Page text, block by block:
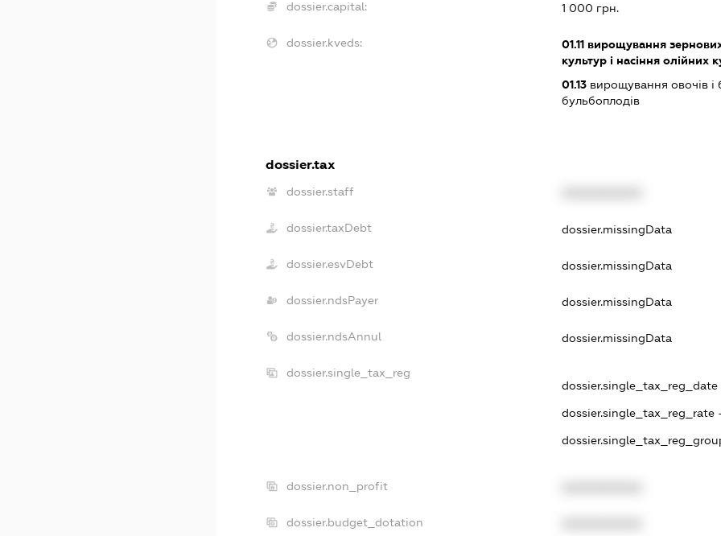
dossier.capital: 1 000 грн.
dossier.kveds: 01.11 вирощування
культур і насіння олійних
01.13 вирощування овочів і
бульбоплодів
dossier.tax
dossier.staff
dossier.taxDebt dossier.missingData
dossier.esvDebt dossier.missingData
dossier.ndsPayer dossier.missingData
dossier.ndsAnnul dossier.missingData
dossier.single_tax_reg
dossier.single_tax_reg_date -
dossier.single_tax_reg_rate
dossier.non_profit
dossier.budget_dotation